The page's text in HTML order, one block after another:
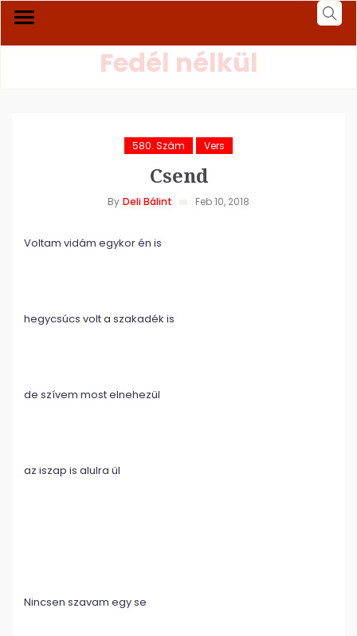
Fedél nélkül
580. Szám Vers
Csend
By Deli Bálint Feb 10, 2018
Voltam vidám egykor én is
hegycsúcs volt a szakadék is
de szívem most elnehezül
az iszap is alulra ül
Nincsen szavam egy se